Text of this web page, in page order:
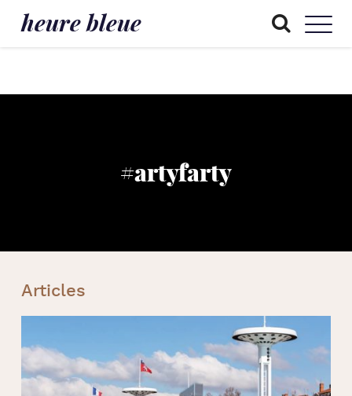
heure bleue
#artyfarty
Articles